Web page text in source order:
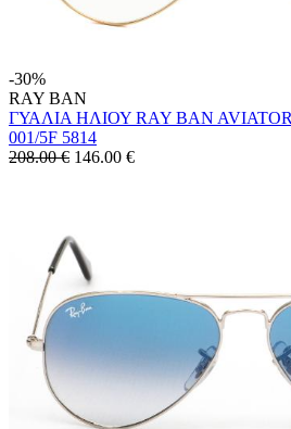
-30%
RAY BAN
ΓΥΑΛΙΑ ΗΛΙΟΥ RAY BAN
001/5F 5814
208.00 € 146.00 €